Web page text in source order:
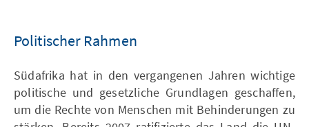
Politischer Rahmen
Südafrika hat in den vergangenen Jahren wichtige
politische und gesetzliche Grundlagen geschaffen,
um die Rechte von Menschen mit Behinderungen zu